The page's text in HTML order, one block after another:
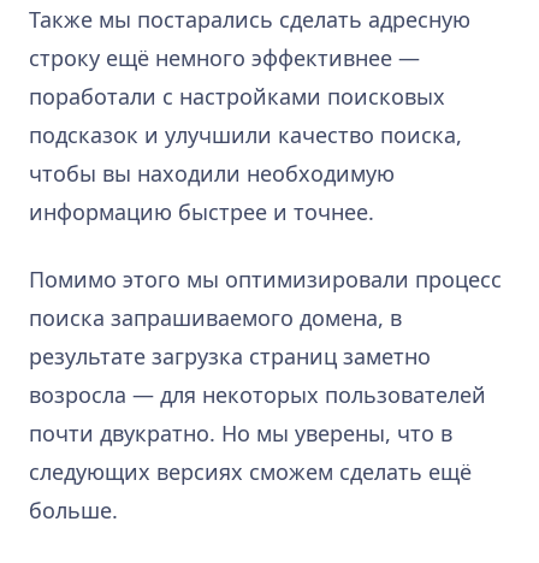
Также мы постарались сделать адресную
строку ещё немного эффективнее —
поработали с настройками поисковых
подсказок и улучшили качество поиска,
чтобы вы находили необходимую
информацию быстрее и точнее.
Помимо этого мы оптимизировали процесс
поиска запрашиваемого домена, в
результате загрузка страниц заметно
возросла — для некоторых пользователей
почти двукратно. Но мы уверены, что в
следующих версиях сможем сделать ещё
больше.